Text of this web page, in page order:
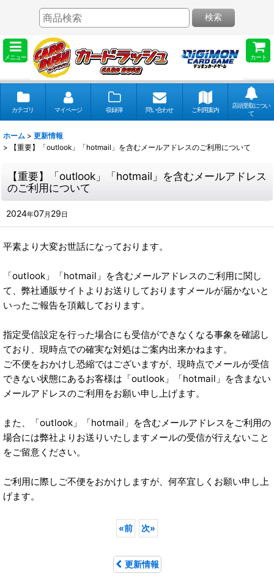
メニュー カート
検索
カテゴリ マイページ 収録弾 問い合わせ ご利用案内
店頭受取につい
て
ホーム > 更新情報
>
【重要】「outlook」「hotmail」を含むメールアドレスのご利用について
【重要】「outlook」「hotmail」を含むメールアドレス
のご利用について
2024年07月 29 日
平素より大変お世話になっております。
「outlook」「hotmail」を含むメールアドレスのご利用に関し
て、弊社通販サイトよりお送りしておりますメールが届かないと
いったご報告を頂戴しております。
指定受信設定を行った場合にも受信ができなくなる事象を確認し
ており、現時点での確実な対処はご案内出来かねます。
ご不便をおかけし恐縮ではございますが、現時点でメールが受信
できない状態にあるお客様は「outlook」「hotmail」を含まない
メールアドレスのご利用をお願い申し上げます。
また、「outlook」「hotmail」を含むメールアドレスをご利用の
場合には弊社よりお送りいたしますメールの受信が行えないこと
をご留意ください。
ご利用に際しご不便をおかけしますが、何卒宜しくお願い申し上
げます。
«前 次»
更新情報